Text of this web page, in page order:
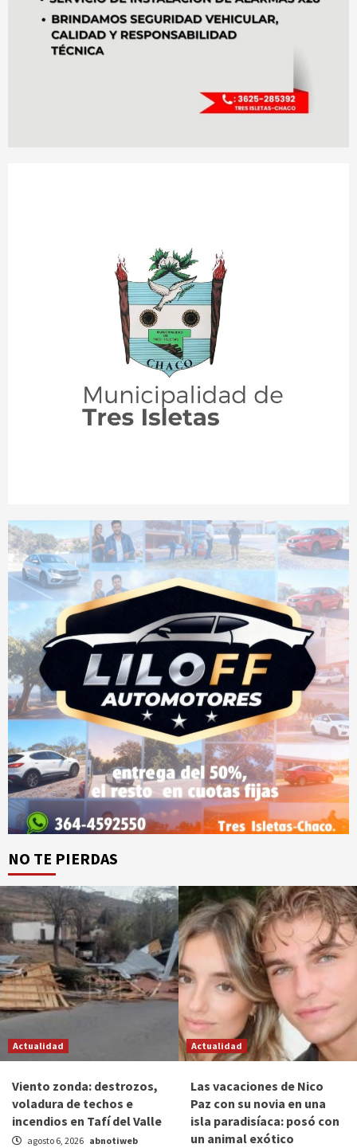
NO TE PIERDAS
Actualidad
Viento zonda: destrozos,
voladura de techos e
incendios en Tafí del Valle
agosto 6, 2026 abnotiweb
Actualidad
Las vacaciones de Nico
Paz con su novia en una
isla paradisíaca: posó con
un animal exótico